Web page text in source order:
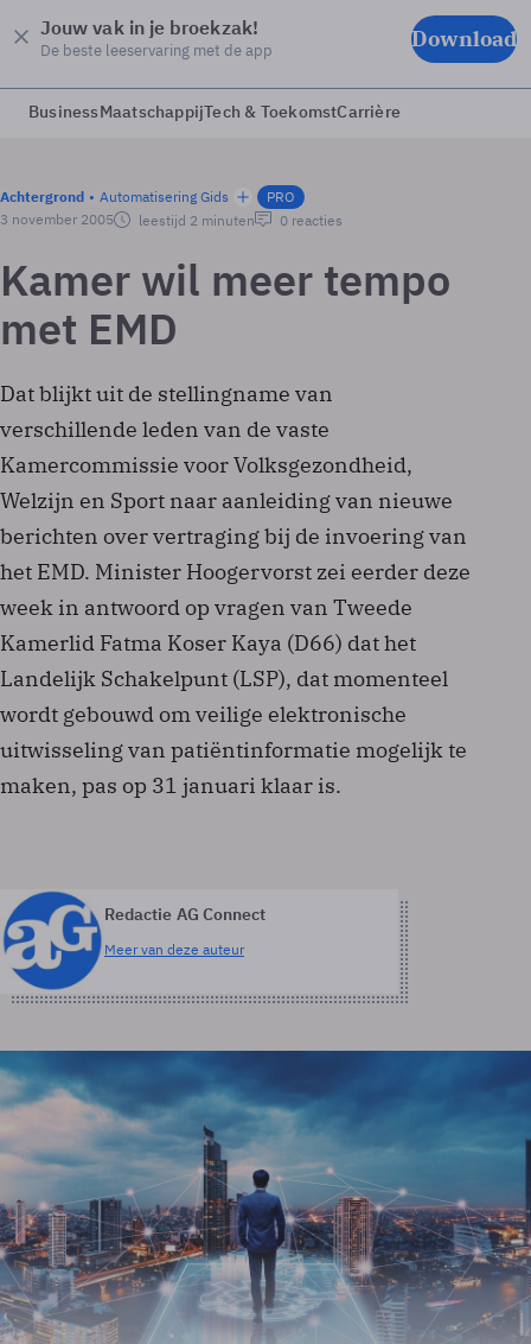
Jouw vak in je broekzak!
De beste leeservaring met de app Download
BusinessMaatschappijTech & ToekomstCarrière
Achtergrond Automatisering Gids
PRO
3 november 2005
leestijd 2 minuten 0 reacties
Kamer wil meer tempo
met EMD
Dat blijkt uit de stellingname van
verschillende leden van de vaste
Kamercommissie voor Volksgezondheid,
Welzijn en Sport naar aanleiding van nieuwe
berichten over vertraging bij de invoering van
het EMD. Minister Hoogervorst zei eerder deze
week in antwoord op vragen van Tweede
Kamerlid Fatma Koser Kaya (D66) dat het
Landelijk Schakelpunt (LSP), dat momenteel
wordt gebouwd om veilige elektronische
uitwisseling van patiëntinformatie mogelijk te
maken, pas op 31 januari klaar is.
Redactie AG Connect
Meer van deze auteur